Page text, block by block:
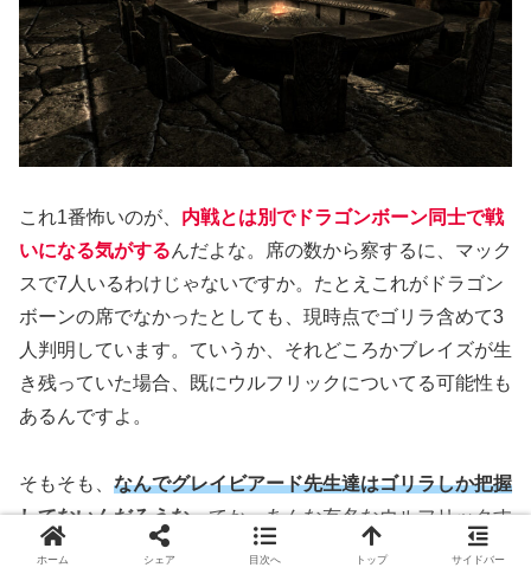
これ1番怖いのが、 内戦とは別でドラゴンボーン同士で戦
いになる気がするんだよな。席の数から察するに、マック
スで7人いるわけじゃないですか。たとえこれがドラゴン
ボーンの席でなかったとしても、現時点でゴリラ含めて3
人判明しています。ていうか、それどころかブレイズが生
き残っていた場合、既にウルフリックについてる可能性も
あるんですよ。
そもそも、 なんでグレイビアード先生達はゴリラしか把握
してないんだろうな。てか、あんな有名なウルフリックす
ら把握できてないのもおかしいとは思うんですけれど…う
ホーム シェア 目次へ トップ サイドバー